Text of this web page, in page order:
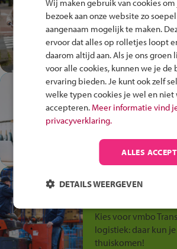
Fiets Veilig
Verkeersspel!
Speel het Fiets Veilig
en win een Cortina-
In de winkel
plek!
Ontdek via het
anders is!
Jouw talent in
Kies voor vmbo
logistiek: daar kun
thuiskomen!
Wij maken gebruik van cookies
bezoek aan onze website zo
aangenaam mogelijk te maken.
ervoor dat alles op rolletjes loopt
daarom altijd aan. Als je ons groen
voor alle cookies, kunnen we je de
ervaring bieden. Je kunt ook zelf
welke typen cookies je wel en
accepteren. Meer informatie vind
privacyverklaring.
ALLES
DETAILS WEERGEVEN